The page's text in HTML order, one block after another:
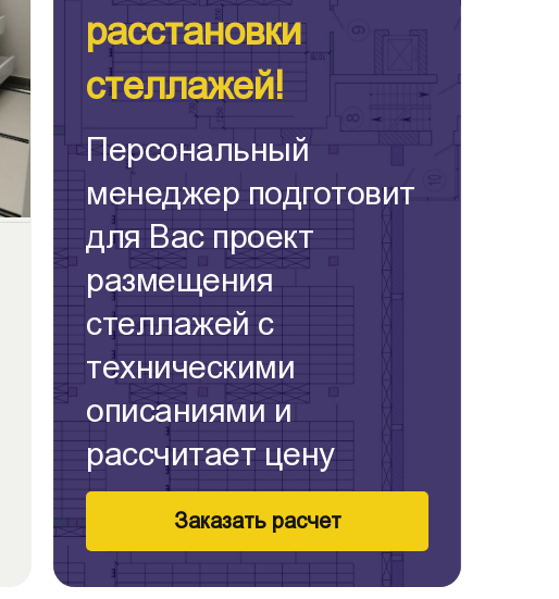
расстановки
стеллажей!
Персональный
менеджер подготовит
для Вас проект
размещения
стеллажей с
техническими
описаниями и
рассчитает цену
Заказать расчет